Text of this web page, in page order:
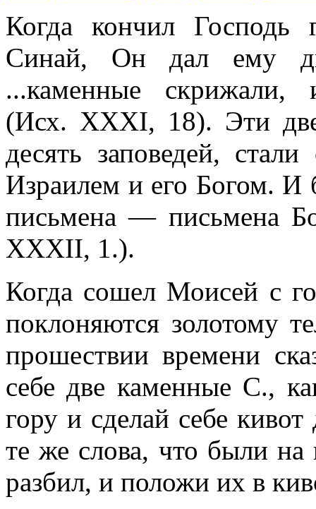
Когда кончил Господь
Синай, Он дал ему
...каменные скрижали,
(Исх. XXXI, 18). Эти
десять заповедей,
Израилем и его Богом.
письмена — письмена
XXXII, 1.).
Когда сошел Моисей с
поклоняются золотому
прошествии времени
себе две каменные С.,
гору и сделай себе
те же слова, что были
разбил, и положи их в